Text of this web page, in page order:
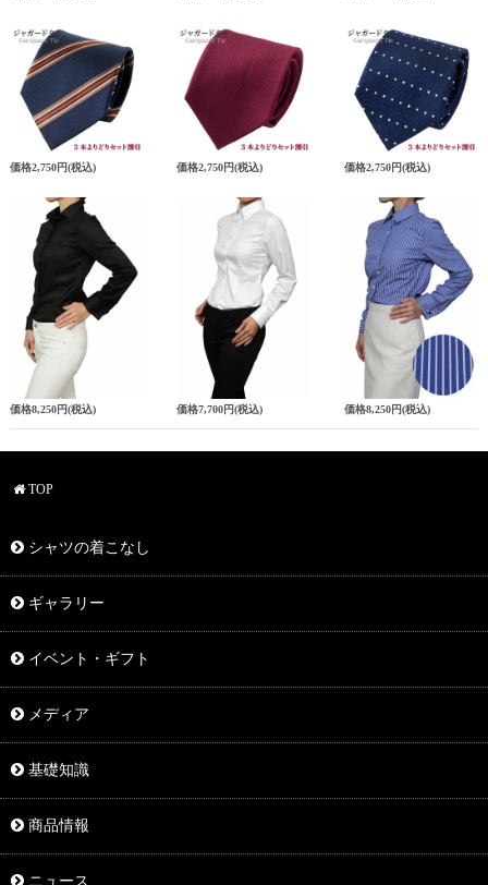
価格2,750円(税込) 価格2,750円(税込) 価格2,750円(税込)
価格8,250円(税込) 価格7,700円(税込) 価格8,250円(税込)
TOP
シャツの着こなし
ギャラリー
イベント・ギフト
メディア
基礎知識
商品情報
ニュース